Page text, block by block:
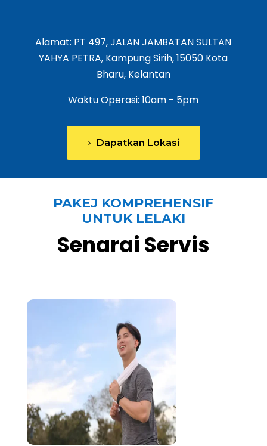
Alamat: PT 497, JALAN JAMBATAN SULTAN
YAHYA PETRA, Kampung Sirih, 15050 Kota
Bharu, Kelantan
Waktu Operasi: 10am - 5pm
Dapatkan Lokasi
PAKEJ KOMPREHENSIF
UNTUK LELAKI
Senarai Servis